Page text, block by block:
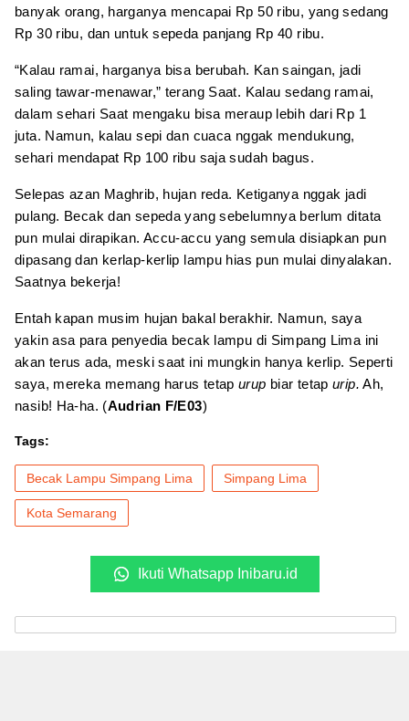
banyak orang, harganya mencapai Rp 50 ribu, yang sedang
Rp 30 ribu, dan untuk sepeda panjang Rp 40 ribu.
“Kalau ramai, harganya bisa berubah. Kan saingan, jadi
saling tawar-menawar,” terang Saat. Kalau sedang ramai,
dalam sehari Saat mengaku bisa meraup lebih dari Rp 1
juta. Namun, kalau sepi dan cuaca nggak mendukung,
sehari mendapat Rp 100 ribu saja sudah bagus.
Selepas azan Maghrib, hujan reda. Ketiganya nggak jadi
pulang. Becak dan sepeda yang sebelumnya berlum ditata
pun mulai dirapikan. Accu-accu yang semula disiapkan pun
dipasang dan kerlap-kerlip lampu hias pun mulai dinyalakan.
Saatnya bekerja!
Entah kapan musim hujan bakal berakhir. Namun, saya
yakin asa para penyedia becak lampu di Simpang Lima ini
akan terus ada, meski saat ini mungkin hanya kerlip. Seperti
saya, mereka memang harus tetap urup biar tetap urip. Ah,
nasib! Ha-ha. (Audrian F/E03)
Tags:
Becak Lampu Simpang Lima Simpang Lima
Kota Semarang
Ikuti Whatsapp Inibaru.id